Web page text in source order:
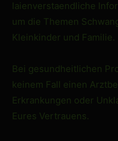
laienverstaendliche
um die Themen
Kleinkinder und Familie.
Bei gesundheitlichen
keinem Fall einen
Erkrankungen oder
Eures Vertrauens.